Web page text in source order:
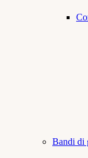
Bandi di